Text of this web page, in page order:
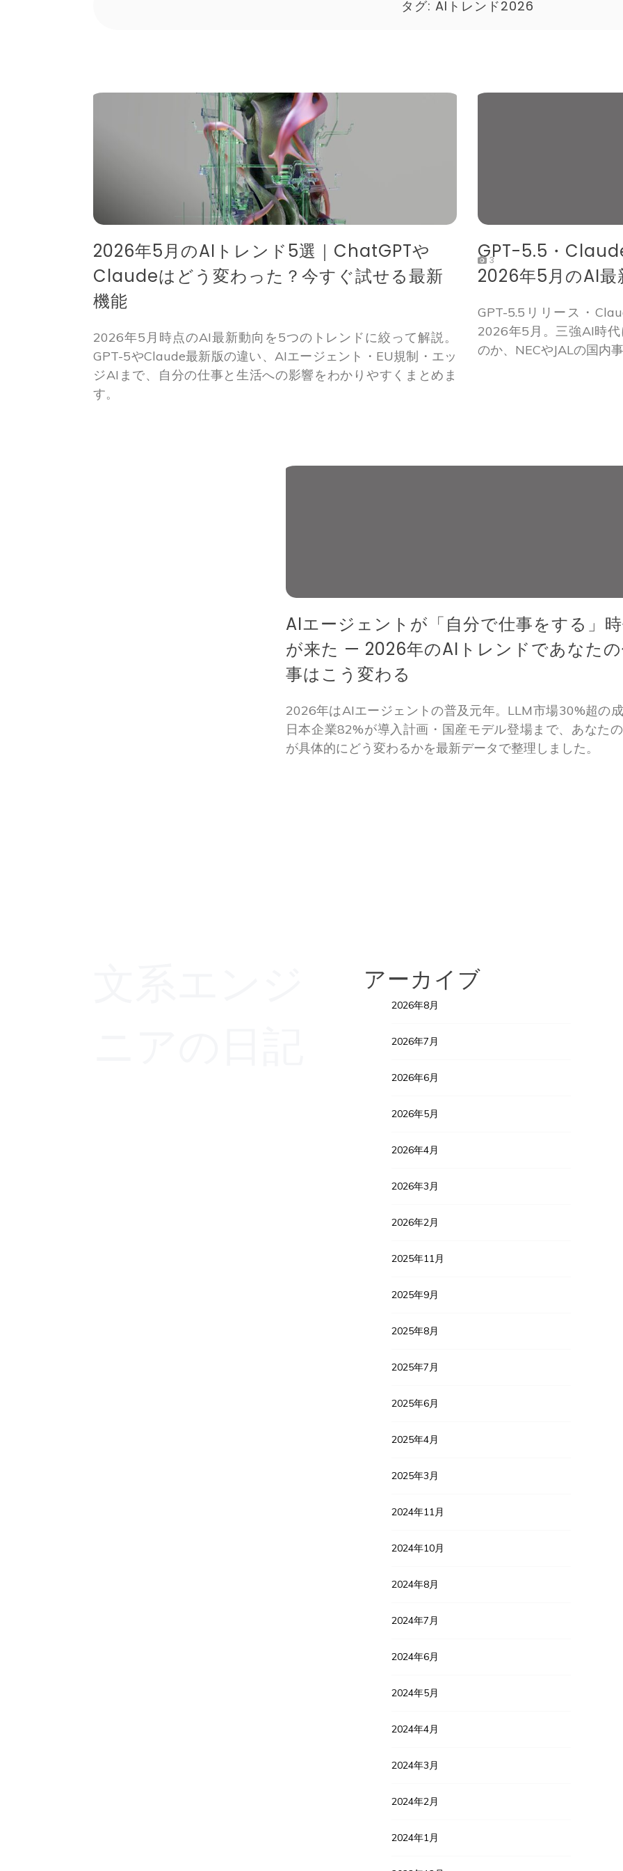
タグ: AIトレンド2026
2026年5月のAIトレンド5選｜ChatGPTや
Claudeはどう変わった？今すぐ試せる最新
機能
2026年5月時点のAI最新動向を5つのトレンドに絞って解説。
GPT-5やClaude最新版の違い、AIエージェント・EU規制・エッ
ジAIまで、自分の仕事と生活への影響をわかりやすくまとめま
す。
3
GPT-5.5・
2026年5月のAI最
GPT-5.5リリース・
2026年5月。三強AI時
のか、NECやJALの国内
AIエージェントが「自分で仕事をする」
が来た — 2026年のAIトレンドであなた
事はこう変わる
2026年はAIエージェントの普及元年。LLM市場30%超の成
日本企業82%が導入計画・国産モデル登場まで、あなた
が具体的にどう変わるかを最新データで整理しました。
アーカイブ
2026年8月
2026年7月
2026年6月
2026年5月
2026年4月
2026年3月
2026年2月
2025年11月
2025年9月
2025年8月
2025年7月
2025年6月
2025年4月
2025年3月
2024年11月
2024年10月
2024年8月
2024年7月
2024年6月
2024年5月
2024年4月
2024年3月
2024年2月
2024年1月